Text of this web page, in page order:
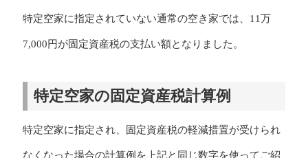
特定空家に指定されていない通常の空き家では、11万
7,000円が固定資産税の支払い額となりました。
特定空家の固定資産税計算例
特定空家に指定され、固定資産税の軽減措置が受けられ
なくなった場合の計算例を上記と同じ数字を使ってご紹